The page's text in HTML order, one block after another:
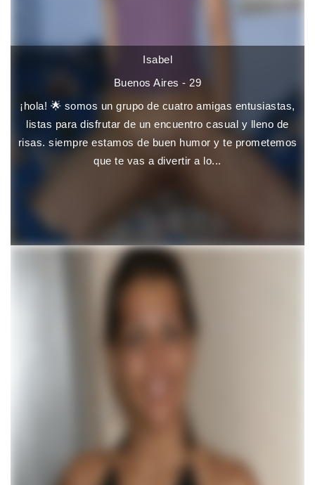
Isabel
Buenos Aires - 29
¡hola! 🌟 somos un grupo de cuatro amigas entusiastas,
listas para disfrutar de un encuentro casual y lleno de
risas. siempre estamos de buen humor y te prometemos
que te vas a divertir a lo...